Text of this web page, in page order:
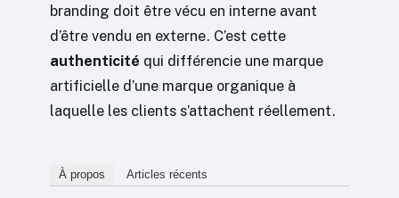
branding doit être vécu en interne avant
d’être vendu en externe. C’est cette
authenticité qui différencie une marque
artificielle d’une marque organique à
laquelle les clients s’attachent réellement.
À propos Articles récents